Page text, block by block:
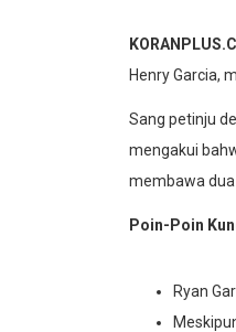
Henry Garcia,
Sang petinju
mengakui
membawa dua
Poin-Poin
Ryan